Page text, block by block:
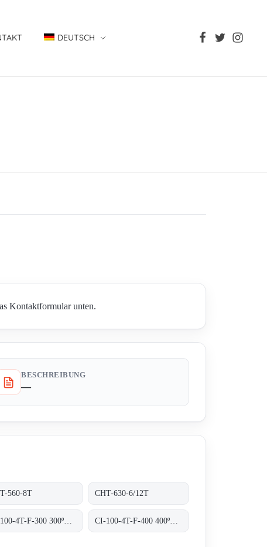
DEUTSCH
Kontaktformular unten.
BESCHREIBUNG
—
560-8T CHT-630-6/12T